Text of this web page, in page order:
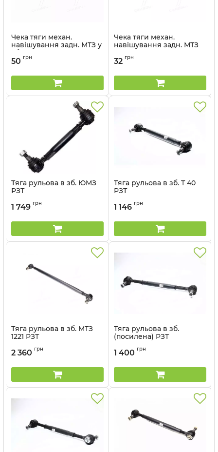
Чека тяги механ.
навішування задн. МТЗ у
зб. РЗТ
Артикул:
50 грн
Чека тяги механ.
навішування задн. МТЗ
Артикул:
32 грн
Тяга рульова в зб. ЮМЗ
РЗТ
1 749 грн
Тяга рульова в зб. Т 40
РЗТ
1 146 грн
Тяга рульова в зб. МТЗ
1221 РЗТ
2 360 грн
Тяга рульова в зб.
(посилена) РЗТ
1 400 грн